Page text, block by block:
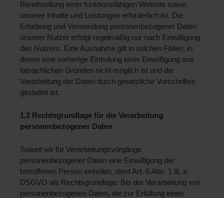
Bereitstellung einer funktionsfähigen Website sowie
unserer Inhalte und Leistungen erforderlich ist. Die
Erhebung und Verwendung personenbezogener Daten
unserer Nutzer erfolgt regelmäßig nur nach Einwilligung
des Nutzers. Eine Ausnahme gilt in solchen Fällen, in
denen eine vorherige Einholung einer Einwilligung aus
tatsächlichen Gründen nicht möglich ist und die
Verarbeitung der Daten durch gesetzliche Vorschriften
gestattet ist.
1.2 Rechtsgrundlage für die Verarbeitung
personenbezogener Daten
Soweit wir für Verarbeitungsvorgänge
personenbezogener Daten eine Einwilligung der
betroffenen Person einholen, dient Art. 6 Abs. 1 lit. a
DSGVO als Rechtsgrundlage. Bei der Verarbeitung von
personenbezogenen Daten, die zur Erfüllung eines